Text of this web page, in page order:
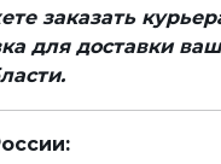
заказать
для доставки